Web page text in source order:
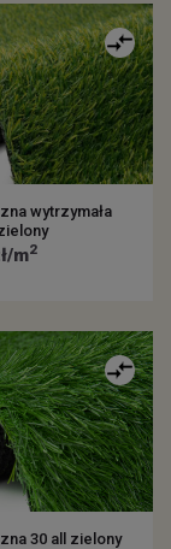
wytrzymała
m2
30 all zielony